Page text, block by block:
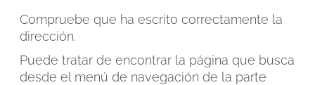
Compruebe que ha escrito correctamente la
dirección.
Puede tratar de encontrar la página que busca
desde el menú de navegación de la parte